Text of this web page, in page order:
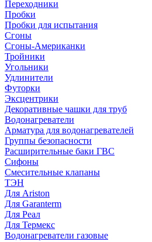
Переходники
Пробки
Пробки для испытания
Сгоны
Сгоны-Американки
Тройники
Угольники
Удлинители
Футорки
Эксцентрики
Декоративные чашки для труб
Водонагреватели
Арматура для водонагревателей
Группы безопасности
Расширительные баки ГВС
Сифоны
Смесительные клапаны
ТЭН
Для Ariston
Для Garanterm
Для Реал
Для Термекс
Водонагреватели газовые